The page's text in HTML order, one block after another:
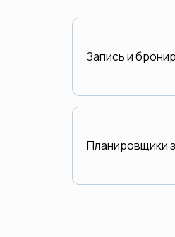
Запись и
Планировщики